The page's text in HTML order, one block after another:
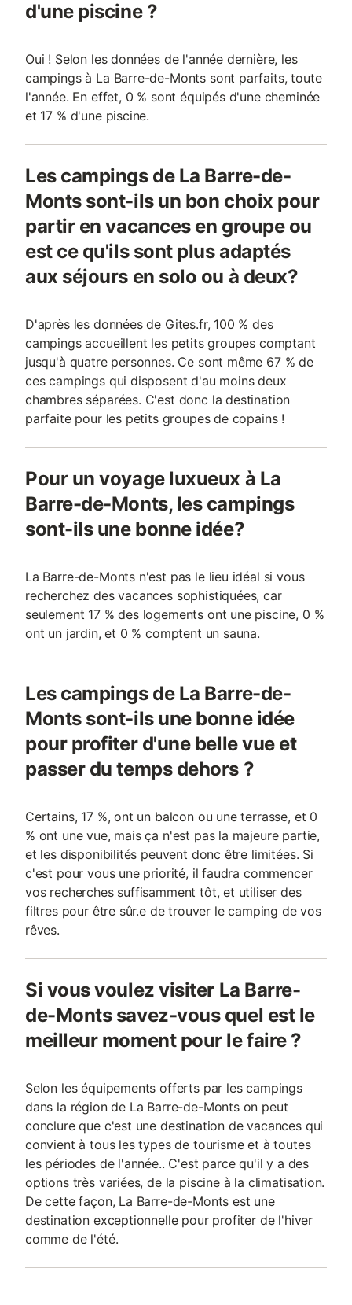
d'une piscine ?
Oui ! Selon les données de l'année dernière, les
campings à La Barre-de-Monts sont parfaits, toute
l'année. En effet, 0 % sont équipés d'une cheminée
et 17 % d'une piscine.
Les campings de La Barre-de-
Monts sont-ils un bon choix pour
partir en vacances en groupe ou
est ce qu'ils sont plus adaptés
aux séjours en solo ou à deux?
D'après les données de Gites.fr, 100 % des
campings accueillent les petits groupes comptant
jusqu'à quatre personnes. Ce sont même 67 % de
ces campings qui disposent d'au moins deux
chambres séparées. C'est donc la destination
parfaite pour les petits groupes de copains !
Pour un voyage luxueux à La
Barre-de-Monts, les campings
sont-ils une bonne idée?
La Barre-de-Monts n'est pas le lieu idéal si vous
recherchez des vacances sophistiquées, car
seulement 17 % des logements ont une piscine, 0 %
ont un jardin, et 0 % comptent un sauna.
Les campings de La Barre-de-
Monts sont-ils une bonne idée
pour profiter d'une belle vue et
passer du temps dehors ?
Certains, 17 %, ont un balcon ou une terrasse, et 0
% ont une vue, mais ça n'est pas la majeure partie,
et les disponibilités peuvent donc être limitées. Si
c'est pour vous une priorité, il faudra commencer
vos recherches suffisamment tôt, et utiliser des
filtres pour être sûr.e de trouver le camping de vos
rêves.
Si vous voulez visiter La Barre-
de-Monts savez-vous quel est le
meilleur moment pour le faire ?
Selon les équipements offerts par les campings
dans la région de La Barre-de-Monts on peut
conclure que c'est une destination de vacances qui
convient à tous les types de tourisme et à toutes
les périodes de l'année.. C'est parce qu'il y a des
options très variées, de la piscine à la climatisation.
De cette façon, La Barre-de-Monts est une
destination exceptionnelle pour profiter de l'hiver
comme de l'été.